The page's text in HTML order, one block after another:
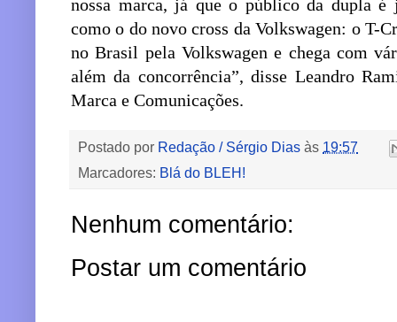
nossa marca, já que o público da dupla é
como o do novo cross da Volkswagen: o T-
no Brasil pela Volkswagen e chega com
além da concorrência”, disse Leandro
Marca e Comunicações.
Postado por Redação / Sérgio Dias às 19:57
Marcadores: Blá do BLEH!
Nenhum comentário:
Postar um comentário